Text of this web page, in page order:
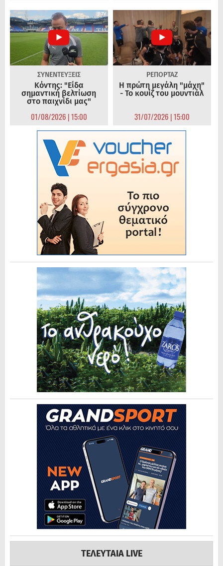
ΣΥΝΕΝΤΕΥΞΕΙΣ
Κόντης: "Είδα
σημαντική βελτίωση
στο παιχνίδι μας"
01/08/2026 | 15:00
ΡΕΠΟΡΤΑΖ
Η πρώτη μεγάλη "μάχη"
- Το κουίζ του μουντιάλ
31/07/2026 | 15:00
ΤΕΛΕΥΤΑΙΑ LIVE